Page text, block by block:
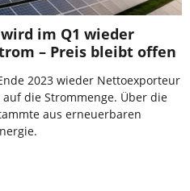
im Q1 wieder
– Preis bleibt offen
2023 wieder Nettoexporteur
die Strommenge. Über die
aus erneuerbaren